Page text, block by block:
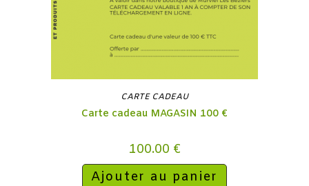
CARTE CADEAU
Carte cadeau MAGASIN 100 €
100.00 €
Ajouter au panier